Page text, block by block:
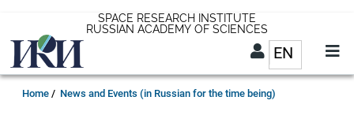
main
content
SPACE RESEARCH INSTITUTE
RUSSIAN ACADEMY OF SCIENCES
ENList
EN
Breadcrumb
Home News and Events (in Russian for the time being)